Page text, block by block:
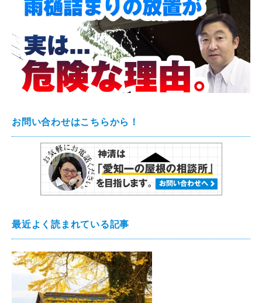
お問い合わせはこちらから！
最近よく読まれている記事